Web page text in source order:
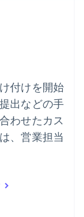
付けを開始
出などの手
わせたカス
、営業担当